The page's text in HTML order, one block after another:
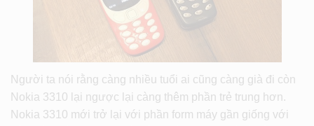
Người ta nói rằng càng nhiều tuổi ai cũng càng già đi còn
Nokia 3310 lại ngược lại càng thêm phần trẻ trung hơn.
Nokia 3310 mới trở lại với phần form máy gần giống với